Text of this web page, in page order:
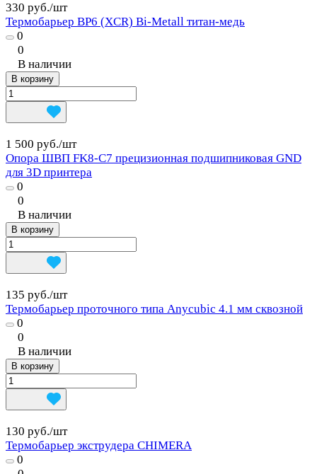
330 руб./шт
Термобарьер BP6 (XCR) Bi-Metall титан-медь
0
0
В наличии
В корзину
1 500 руб./шт
Опора ШВП FK8-C7 прецизионная подшипниковая GND
для 3D принтера
0
0
В наличии
В корзину
135 руб./шт
Термобарьер проточного типа Anycubic 4.1 мм сквозной
0
0
В наличии
В корзину
130 руб./шт
Термобарьер экструдера CHIMERA
0